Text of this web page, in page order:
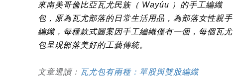
來南美哥倫比亞瓦尤民族（ Wayúu ）的手工編織
包，原為瓦尤部落的日常生活用品，為部落女性親手
編織，每種款式圖案因手工編織僅有一個，每個瓦尤
包呈現部落美好的工藝傳統。
文章選讀： 瓦尤包有兩種：單股與雙股編織